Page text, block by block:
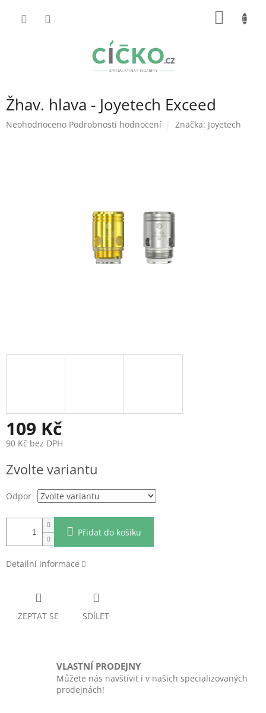
Žhav. hlava - Joyetech Exceed
Průměrné
Neohodnoceno Podrobnosti hodnocení Značka: Joyetech
109 Kč
90 Kč bez DPH
cena:
Zvolte variantu
Odpor
Přidat do košíku
Detailní informace
ZEPTAT SE SDÍLET
VLASTNÍ PRODEJNY
Můžete nás navštívit i v našich specializovaných
prodejnách!